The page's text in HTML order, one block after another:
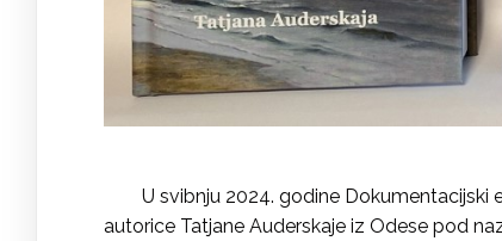
U svibnju 2024. godine Dokumentacijski
autorice Tatjane Auderskaje iz Odese pod